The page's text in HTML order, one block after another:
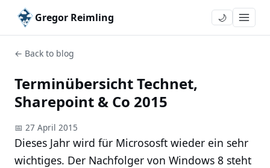
Gregor Reimling 🌙
← Back to blog
Terminübersicht Technet,
Sharepoint & Co 2015
📅 27 April 2015
Dieses Jahr wird für Micrososft wieder ein sehr
wichtiges. Der Nachfolger von Windows 8 steht